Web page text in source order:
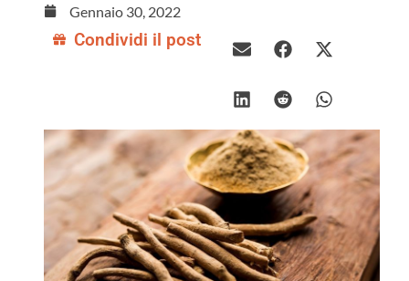
Gennaio 30, 2022
Condividi il post